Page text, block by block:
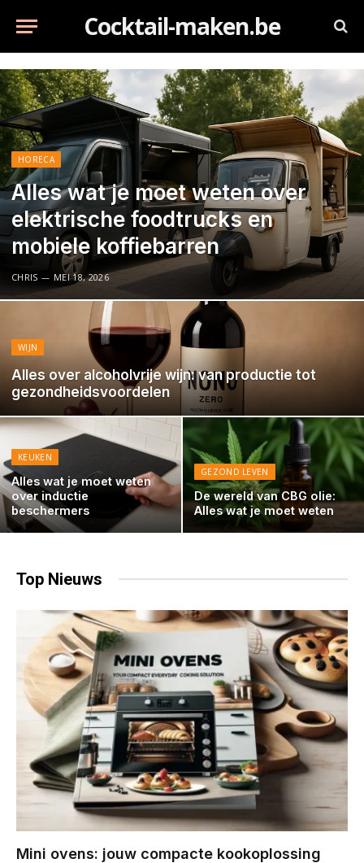
Cocktail-maken.be
HORECA
Alles wat je moet weten over
elektrische foodtrucks en
mobiele koffiebarren
CHRIS MEI 18, 2026
WIJN
Alles over alcoholvrije wijn: van productie tot
gezondheidsvoordelen
KEUKEN
Alles wat je moet weten
over inductie
beschermers
GEZOND LEVEN
De wereld van CBG olie:
Alles wat je moet weten
Top Nieuws
Mini ovens: jouw compacte kookoplossing